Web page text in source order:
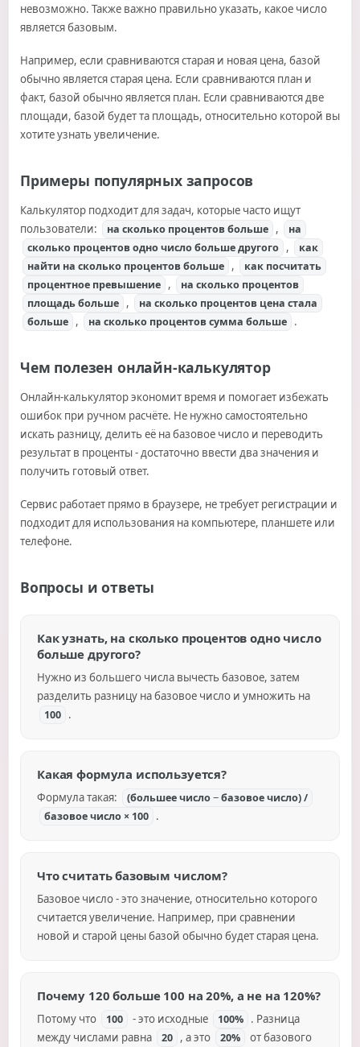
невозможно. Также важно правильно указать, какое число
является базовым.
Например, если сравниваются старая и новая цена, базой
обычно является старая цена. Если сравниваются план и
факт, базой обычно является план. Если сравниваются две
площади, базой будет та площадь, относительно которой вы
хотите узнать увеличение.
Примеры популярных запросов
Калькулятор подходит для задач, которые часто ищут
пользователи:
на сколько процентов больше ,
на
сколько процентов одно число больше другого ,
как
найти на сколько процентов больше ,
как посчитать
процентное превышение ,
на сколько процентов
площадь больше ,
на сколько процентов цена стала
больше , на сколько процентов сумма больше .
Чем полезен онлайн-калькулятор
Онлайн-калькулятор экономит время и помогает избежать
ошибок при ручном расчёте. Не нужно самостоятельно
искать разницу, делить её на базовое число и переводить
результат в проценты - достаточно ввести два значения и
получить готовый ответ.
Сервис работает прямо в браузере, не требует регистрации и
подходит для использования на компьютере, планшете или
телефоне.
Вопросы и ответы
Как узнать, на сколько процентов одно число
больше другого?
Нужно из большего числа вычесть базовое, затем
разделить разницу на базовое число и умножить на
100 .
Какая формула используется?
Формула такая:
(большее число − базовое число) /
базовое число × 100 .
Что считать базовым числом?
Базовое число - это значение, относительно которого
считается увеличение. Например, при сравнении
новой и старой цены базой обычно будет старая цена.
Почему 120 больше 100 на 20%, а не на 120%?
Потому что 100 - это исходные 100% . Разница
между числами равна
20 , а это 20%
от базового